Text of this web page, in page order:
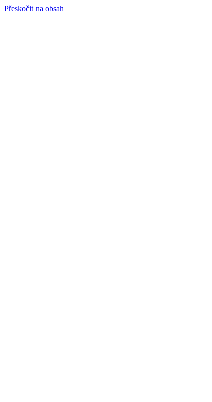
Přeskočit na obsah